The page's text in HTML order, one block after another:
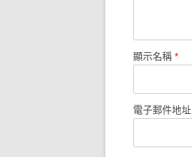
顯示名稱 *
電子郵件地址